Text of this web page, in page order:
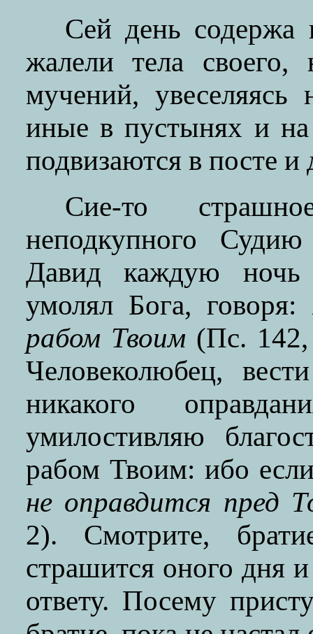
Сей день содержа
жалели тела своего,
мучений,
иные в пустынях и на
подвизаются в посте и
Сие-то
неподкупного
Давид каждую
умолял Бога, говоря:
рабом Твоим (Пс. 142,
Человеколюбец,
никакого
умилостивляю
рабом Твоим: ибо
не оправдится пред
2). Смотрите,
страшится оного дня
ответу. Посему